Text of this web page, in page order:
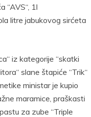
“AVS“, 1l
litre jabukovog sirćeta
iz kategorije “skatki
slane štapiće “Trik“
ministar je kupio
maramice, praškasti
za zube “Triple